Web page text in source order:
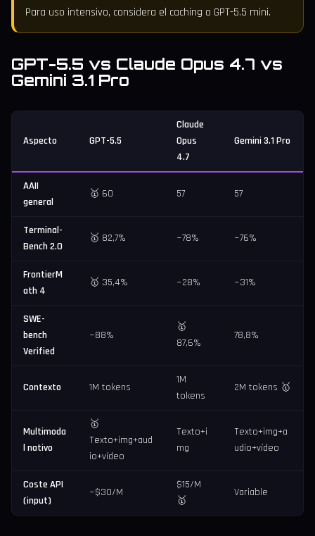
Para uso intensivo, considera el caching o GPT-5.5 mini.
GPT-5.5 vs Claude Opus 4.7 vs
Gemini 3.1 Pro
Aspecto GPT-5.5
Claude
Opus
4.7
Gemini 3.1 Pro
AAII
general
🥇 60 57 57
Terminal-
Bench 2.0
🥇 82,7% ~78% ~76%
FrontierM
ath 4
🥇 35,4% ~28% ~31%
SWE-
bench
Verified
~88%
🥇
87,6%
78,8%
Contexto 1M tokens
1M
tokens
2M tokens 🥇
Multimoda
l nativo
🥇
Texto+img+aud
io+vídeo
Texto+i
mg
Texto+img+a
udio+vídeo
Coste API
(input)
~$30/M
$15/M
🥇
Variable